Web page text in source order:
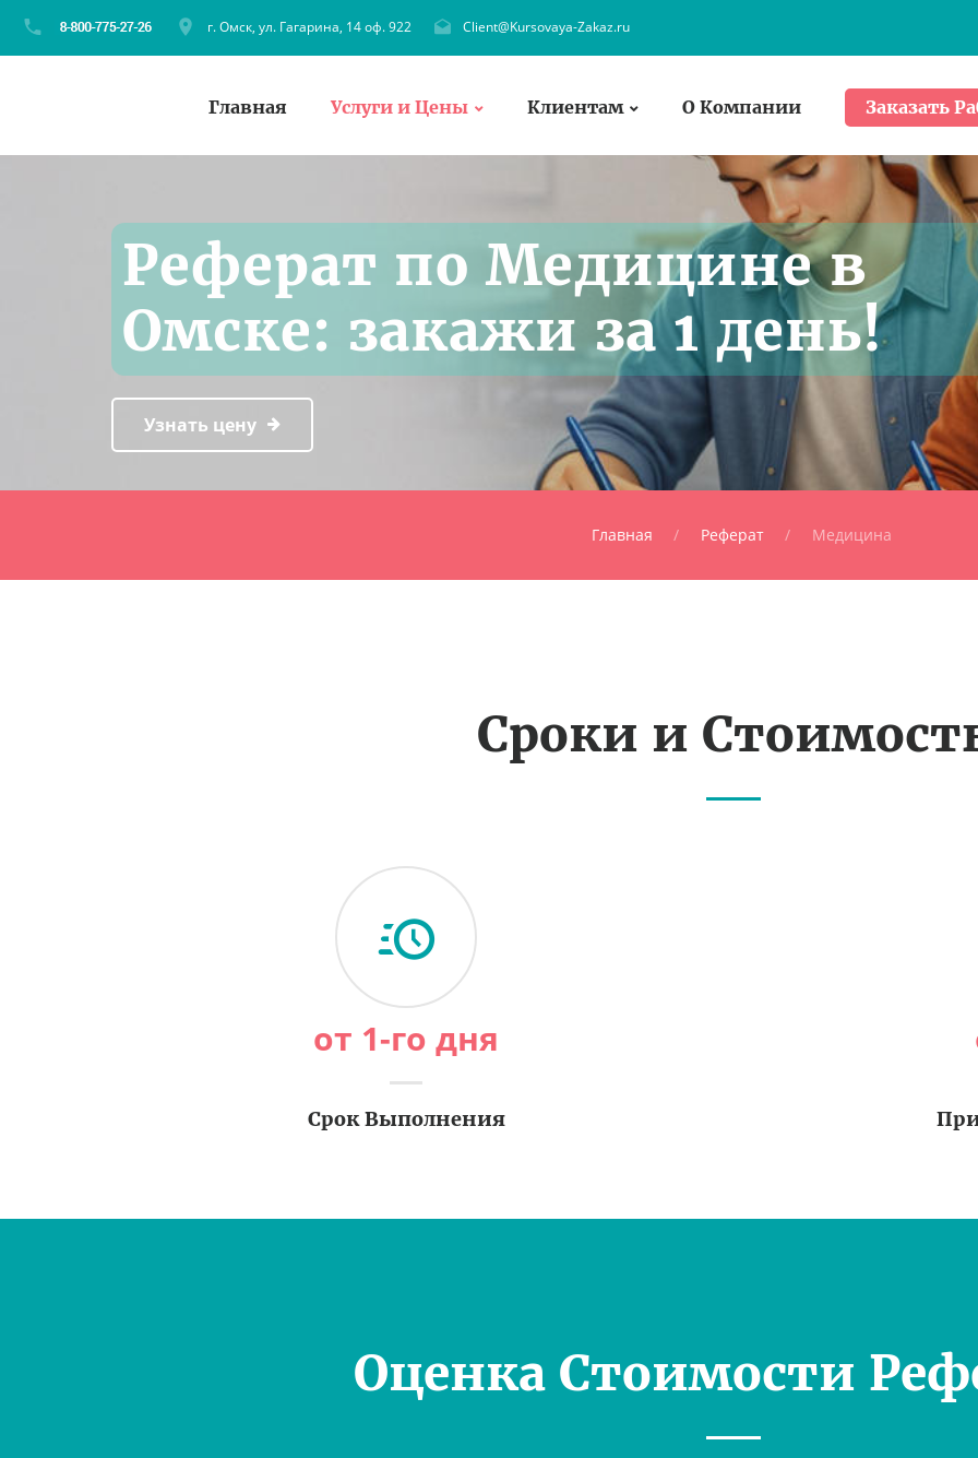
г. Омск, ул. Гагарина, 14 оф. 922 Client@Kursovaya-Zakaz.ru
Главная Услуги и Цены Клиентам О Компании Заказать
Реферат по Медицине в
Омске: закажи за 1 день!
Узнать цену
Главная Реферат Медицина
Сроки и
от 1-го дня
Срок Выполнения
Оценка Стоимости